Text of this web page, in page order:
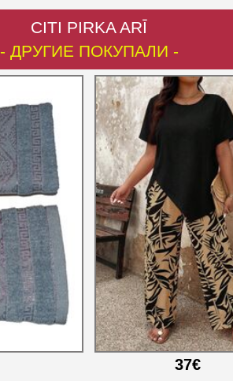
CITI PIRKA ARĪ
- ДРУГИЕ ПОКУПАЛИ -
37€